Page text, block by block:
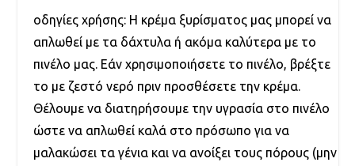
οδηγίες χρήσης: Η κρέμα ξυρίσματος μας μπορεί να
απλωθεί με τα δάχτυλα ή ακόμα καλύτερα με το
πινέλο μας. Εάν χρησιμοποιήσετε το πινέλο, βρέξτε
το με ζεστό νερό πριν προσθέσετε την κρέμα.
Θέλουμε να διατηρήσουμε την υγρασία στο πινέλο
ώστε να απλωθεί καλά στο πρόσωπο για να
μαλακώσει τα γένια και να ανοίξει τους πόρους (μην